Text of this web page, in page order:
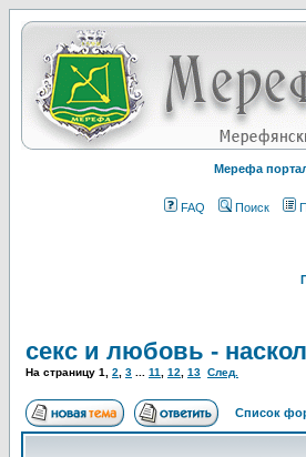
Мерефа
FAQ Поиск
секс и любовь -
На страницу 1 2 3 11 12 13 След.
Список